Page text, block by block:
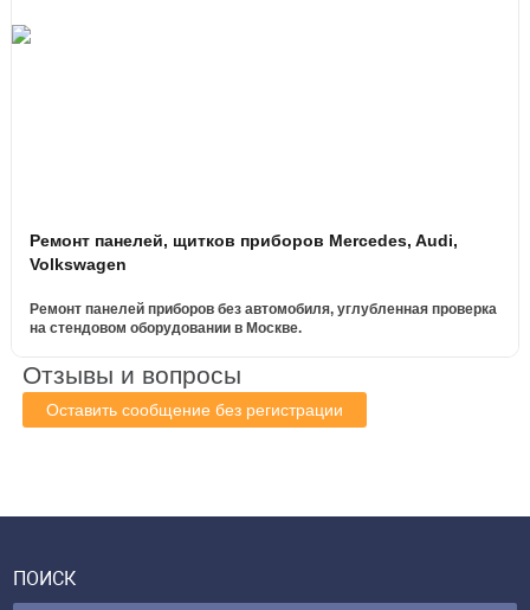
Ремонт панелей, щитков приборов Mercedes, Audi,
Volkswagen
Ремонт панелей приборов без автомобиля, углубленная проверка
на стендовом оборудовании в Москве.
Отзывы и вопросы
Оставить сообщение без регистрации
ПОИСК